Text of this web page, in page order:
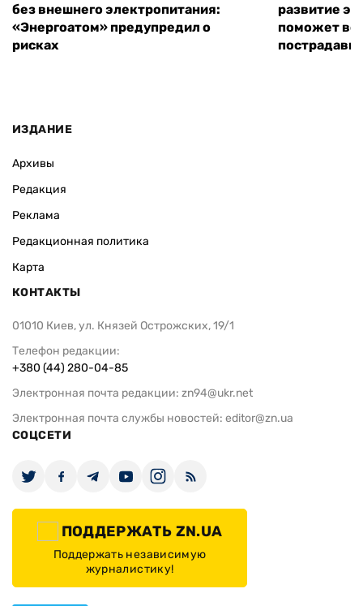
без внешнего электропитания:
«Энергоатом» предупредил о
рисках
развитие
поможет
ИЗДАНИЕ
Архивы
Редакция
Реклама
Редакционная политика
Карта
КОНТАКТЫ
01010 Киев, ул. Князей Острожских, 19/1
Телефон редакции:
+380 (44) 280-04-85
Электронная почта редакции: zn94@ukr.net
Электронная почта службы новостей: editor@zn.ua
СОЦСЕТИ
ПОДДЕРЖАТЬ ZN.UA
Поддержать независимую
журналистику!